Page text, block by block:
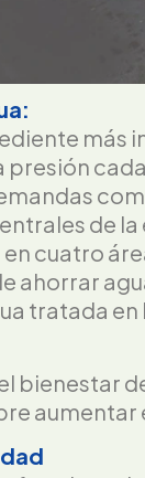
presión
de
cuatro
ahorrar
tratada
bienestar
aumentar